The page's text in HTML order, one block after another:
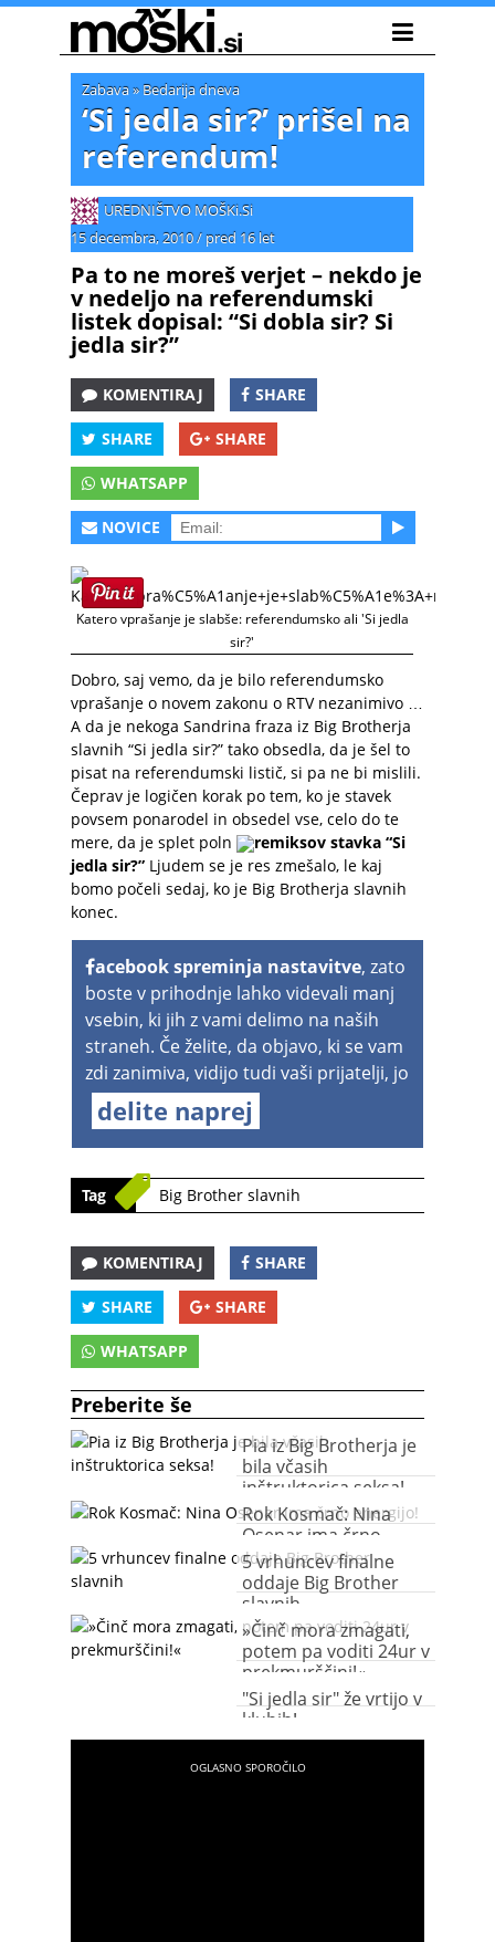
Zabava» Bedarija dneva
‘Si jedla sir?’ prišel na
referendum!
UREDNIŠTVO MOŠKi.Si
15 decembra, 2010/ pred 16 let
Pa to ne moreš verjet – nekdo je
v nedeljo na referendumski
listek dopisal: “Si dobla sir? Si
jedla sir?”
KOMENTIRAJ SHARE
SHARE SHARE
WHATSAPP
NOVICE
Katero vprašanje je slabše: referendumsko ali 'Si jedla
sir?'
Dobro, saj vemo, da je bilo referendumsko
vprašanje o novem zakonu o RTV nezanimivo …
A da je nekoga Sandrina fraza iz Big Brotherja
slavnih “Si jedla sir?” tako obsedla, da je šel to
pisat na referendumski listič, si pa ne bi mislili.
Čeprav je logičen korak po tem, ko je stavek
povsem ponarodel in obsedel vse, celo do te
mere, da je splet poln
remiksov stavka “Si
jedla sir?” Ljudem se je res zmešalo, le kaj
bomo počeli sedaj, ko je Big Brotherja slavnih
konec.
acebook spreminja nastavitve, zato
boste v prihodnje lahko videvali manj
vsebin, ki jih z vami delimo na naših
straneh. Če želite, da objavo, ki se vam
zdi zanimiva, vidijo tudi vaši prijatelji, jo
delite naprej
Tag Big Brother slavnih
KOMENTIRAJ SHARE
SHARE SHARE
WHATSAPP
Preberite še
Pia iz Big Brotherja je
bila včasih
inštruktorica seksa!
Rok Kosmač: Nina
Osenar ima črno
energijo!
5 vrhuncev finalne
oddaje Big Brother
slavnih
»Činč mora zmagati,
potem pa voditi 24ur v
prekmurščini!«
"Si jedla sir" že vrtijo v
klubih!